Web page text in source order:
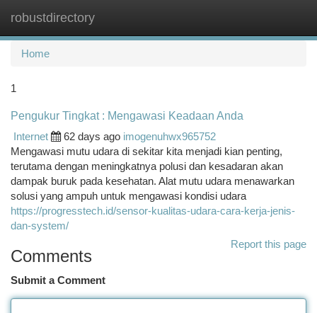
robustdirectory
Home
1
Pengukur Tingkat : Mengawasi Keadaan Anda
Internet
62 days ago imogenuhwx965752
Mengawasi mutu udara di sekitar kita menjadi kian penting,
terutama dengan meningkatnya polusi dan kesadaran akan
dampak buruk pada kesehatan. Alat mutu udara menawarkan
solusi yang ampuh untuk mengawasi kondisi udara
https://progresstech.id/sensor-kualitas-udara-cara-kerja-jenis-
dan-system/
Report this page
Comments
Submit a Comment